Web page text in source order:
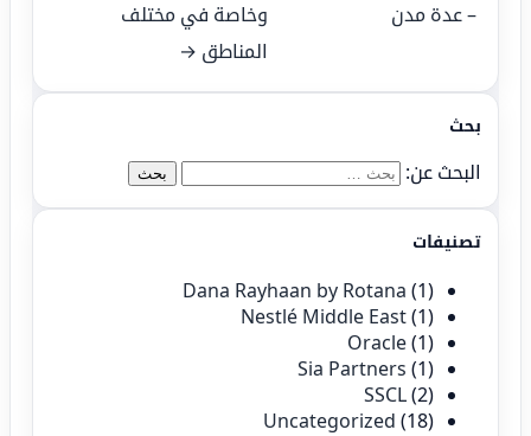
بحث
البحث عن:
تصنيفات
Dana Rayhaan by Rotana (1)
Nestlé Middle East(1)
Oracle(1)
Sia Partners (1)
SSCL(2)
Uncategorized (18)
– عدة مدن
وخاصة في مختلف
المناطق →